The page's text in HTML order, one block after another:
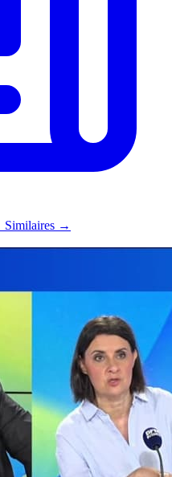
Similaires →